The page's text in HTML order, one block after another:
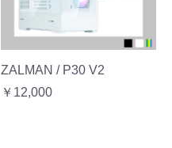
ZALMAN / P30 V2
￥12,000